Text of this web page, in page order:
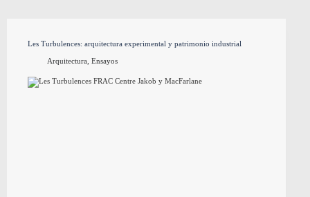
Les Turbulences: arquitectura experimental y patrimonio industrial
Arquitectura, Ensayos